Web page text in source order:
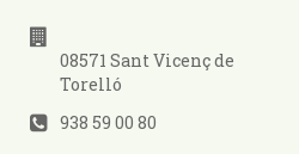
08571 Sant Vicenç de
Torelló
938 59 00 80